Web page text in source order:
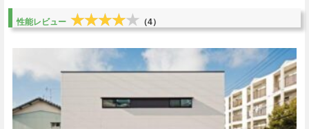
性能レビュー ★★★★★
★★★★★ （4）